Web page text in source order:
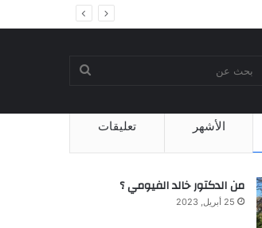
عن
الأشهر تعليقات
من الدكتور خالد الفيومي ؟
25 أبريل, 2023